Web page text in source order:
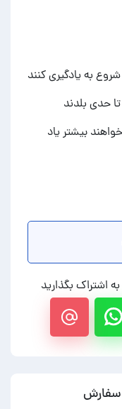
به یادگیری کنند
حدی بلدند
بیشتر یاد
اشتراک بگذارید
سفارش